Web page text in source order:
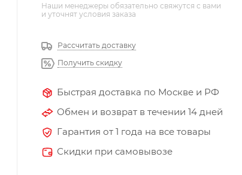
Наши менеджеры обязательно свяжутся с вами
и уточнят условия заказа
Рассчитать доставку
Получить скидку
Быстрая доставка по Москве и РФ
Обмен и возврат в течении 14 дней
Гарантия от 1 года на все товары
Скидки при самовывозе